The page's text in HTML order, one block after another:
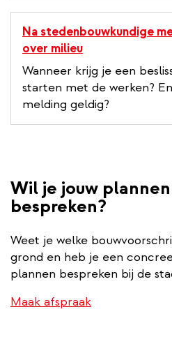
Na stedenbouwkundige
over milieu
Wanneer krijg je een
starten met de werken?
melding geldig?
Wil je jouw
bespreken?
Weet je welke
grond en heb je een
plannen bespreken bij de
Maak afspraak